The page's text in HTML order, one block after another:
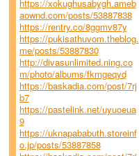
https://xokughusabygh.ameb
aownd.com/posts/53887838
https://rentry.co/8ggmv87y
https://pukisathuvom.theblog.
me/posts/53887830
http://divasunlimited.ning.co
m/photo/albums/fkmgeqyd
https://baskadia.com/post/7rj
b7
https://pastelink.net/uyuoeua
9
https://uknapababuth.storeinf
o.jp/posts/53887858